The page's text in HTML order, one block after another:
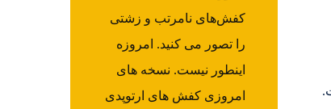
کفش‌های نامرتب و زشتی
را تصور می ‌کنید. امروزه
اینطور نیست. نسخه‌ های
امروزی کفش‌ های ارتوپدی